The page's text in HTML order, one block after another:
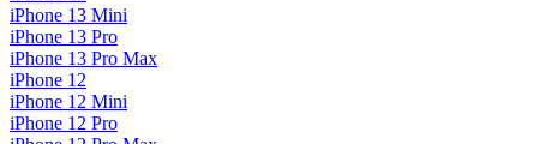
iPhone 13 Mini
iPhone 13 Pro
iPhone 13 Pro Max
iPhone 12
iPhone 12 Mini
iPhone 12 Pro